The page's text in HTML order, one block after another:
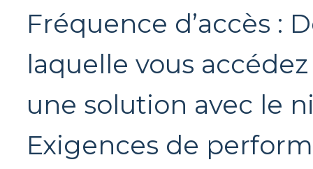
Fréquence d’accès :
laquelle vous
une solution avec le
Exigences de